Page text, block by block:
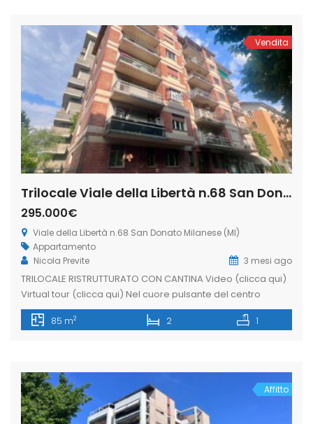
posizione centrale. Libero subito! L’immobiliare Freedom
nasce […]
Vendita
Trilocale Viale della Libertà n.68 San Donato Milanese (Rif. SDIFN106)
295.000€
Viale della Libertà n.68 San Donato Milanese (MI)
Appartamento
Nicola Previte
3 mesi ago
TRILOCALE RISTRUTTURATO CON CANTINA Video (clicca qui)
Virtual tour (clicca qui) Nel cuore pulsante del centro
cittadino, in Viale Libertà 68, proponiamo un TRILOCALE che
coniuga perfettamente la centralità della posizione con la
scelta ideale per […]
85 m2 2 1
Affitto